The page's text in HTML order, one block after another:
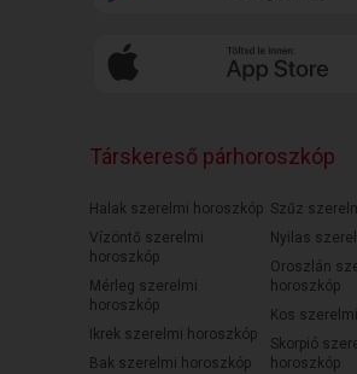
Társkereső párhoroszkóp
Halak szerelmi horoszkóp
Vízöntő szerelmi
horoszkóp
Mérleg szerelmi
horoszkóp
Ikrek szerelmi horoszkóp
Bak szerelmi horoszkóp
Szűz
Nyilas
Oroszlán
horoszkóp
Kos
Skorpió
horoszkóp